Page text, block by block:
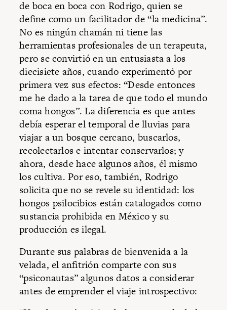
de boca en boca con Rodrigo, quien se
define como un facilitador de “la medicina”.
No es ningún chamán ni tiene las
herramientas profesionales de un terapeuta,
pero se convirtió en un entusiasta a los
diecisiete años, cuando experimentó por
primera vez sus efectos: “Desde entonces
me he dado a la tarea de que todo el mundo
coma hongos”. La diferencia es que antes
debía esperar el temporal de lluvias para
viajar a un bosque cercano, buscarlos,
recolectarlos e intentar conservarlos; y
ahora, desde hace algunos años, él mismo
los cultiva. Por eso, también, Rodrigo
solicita que no se revele su identidad: los
hongos psilocibios están catalogados como
sustancia prohibida en México y su
producción es ilegal.
Durante sus palabras de bienvenida a la
velada, el anfitrión comparte con sus
“psiconautas” algunos datos a considerar
antes de emprender el viaje introspectivo: